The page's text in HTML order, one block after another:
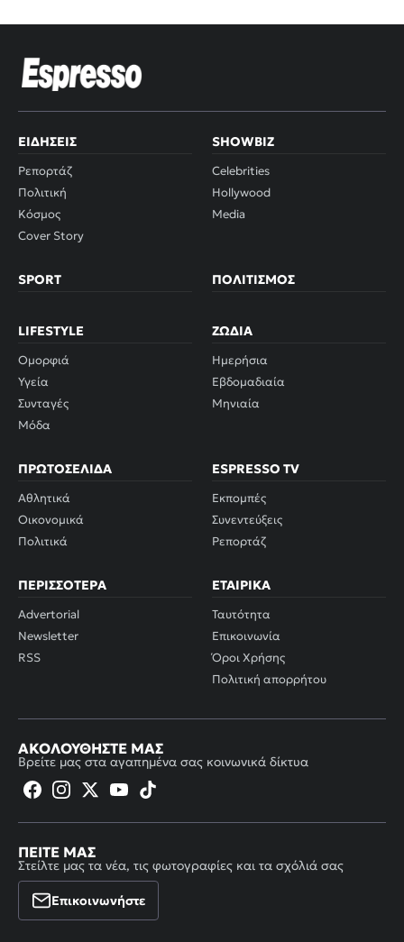
ΕΙΔΉΣΕΙΣ
Ρεπορτάζ
Πολιτική
Κόσμος
Cover Story
SHOWBIZ
Celebrities
Hollywood
Media
SPORT ΠΟΛΙΤΙΣΜΌΣ
LIFESTYLE
Ομορφιά
Υγεία
Συνταγές
Μόδα
ΖΏΔΙΑ
Ημερήσια
Εβδομαδιαία
Μηνιαία
ΠΡΩΤΟΣΈΛΙΔΑ
Αθλητικά
Οικονομικά
Πολιτικά
ESPRESSO TV
Εκπομπές
Συνεντεύξεις
Ρεπορτάζ
ΠΕΡΙΣΣΌΤΕΡΑ
Advertorial
Newsletter
RSS
ΕΤΑΙΡΙΚΆ
Ταυτότητα
Επικοινωνία
Όροι Χρήσης
Πολιτική απορρήτου
ΑΚΟΛΟΥΘΉΣΤΕ ΜΑΣ
Βρείτε μας στα αγαπημένα σας κοινωνικά δίκτυα
ΠΕΊΤΕ ΜΑΣ
Στείλτε μας τα νέα, τις φωτογραφίες και τα σχόλιά σας
Επικοινωνήστε